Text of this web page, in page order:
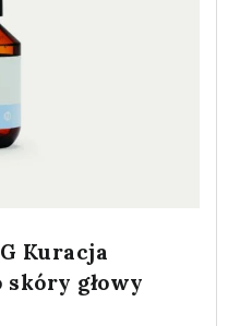
Kuracja
głowy